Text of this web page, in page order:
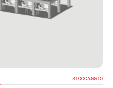
STOCCAGGIO